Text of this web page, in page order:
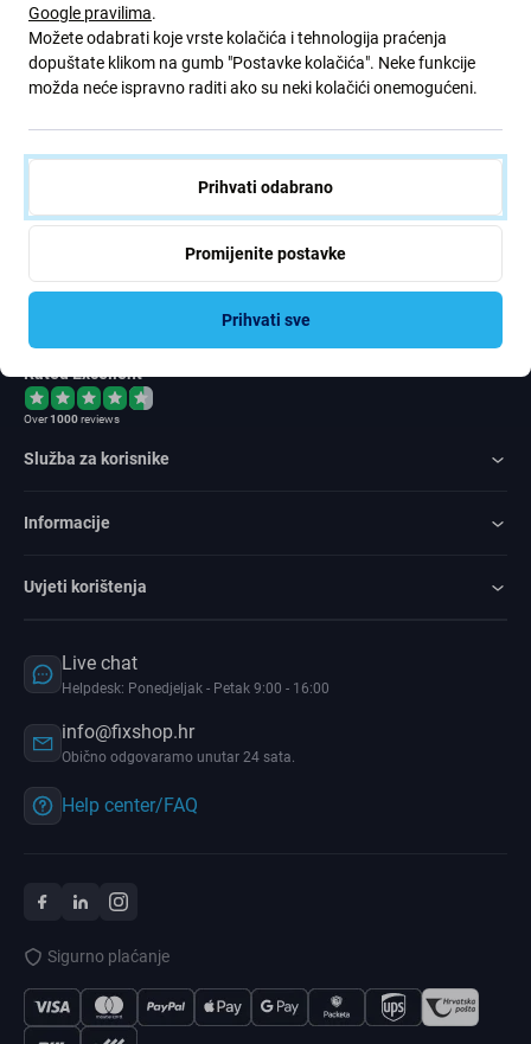
Prijavite se za redovite obavijesti o popustima i novostima iz naše
ponude. Ujedno, podnošenjem ovog obrasca potvrđujem da sam
stariji od 16 godina
Pretplatite
Rated Excellent
Over1000reviews
Služba za korisnike
Informacije
Uvjeti korištenja
Live chat
Helpdesk: Ponedjeljak - Petak 9:00 - 16:00
info@fixshop.hr
Obično odgovaramo unutar 24 sata.
Help center/FAQ
Sigurno plaćanje
Google pravilima.
Možete odabrati koje vrste kolačića i tehnologija praćenja
dopuštate klikom na gumb "Postavke kolačića". Neke funkcije
možda neće ispravno raditi ako su neki kolačići onemogućeni.
Prihvati odabrano
Promijenite postavke
Prihvati sve